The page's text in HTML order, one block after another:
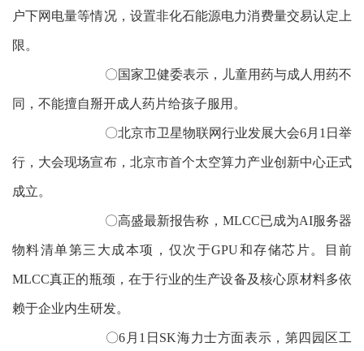
户下网电量等情况，设置非化石能源电力消费量交易认定上
限。
〇国家卫健委表示，儿童用药与成人用药不
同，不能擅自掰开成人药片给孩子服用。
〇北京市卫星物联网行业发展大会6月1日举
行，大会现场宣布，北京市首个太空算力产业创新中心正式
成立。
〇高盛最新报告称，MLCC已成为AI服务器
物料清单第三大成本项，仅次于GPU和存储芯片。目前
MLCC真正的瓶颈，在于行业的生产设备及核心原材料多依
赖于企业内生研发。
〇6月1日SK海力士方面表示，第四园区工